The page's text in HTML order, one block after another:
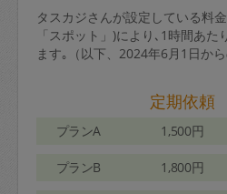
タスカジさんが設定している料
「スポット」)により､1時間あた
ます｡（以下、2024年6月1日から
定期依頼
プランA 1,500円
プランB 1,800円